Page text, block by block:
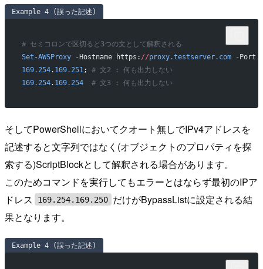
Example 4 (誤った記述)
# セミコロンで区切ると3つの文として解釈される
Set-AWSProxy -Hostname https: //proxy.testserver.com -Port
169.254. 169.251 ; # 文2 : 何も出力しない
169.254. 169.254
  # 文3 : 何も出力しない
そしてPowerShellにおいてクオート無しでIPv4アドレスを
記述すると文字列ではなく(オブジェクトのプロパティを探
索する)ScriptBlockとして解釈される場合があります。
このためコマンドを実行してもエラーとはならず最初のIPア
ドレス
169.254.169.250 だけがBypassListに設定される結
果となります。
Example 4 (誤った記述)